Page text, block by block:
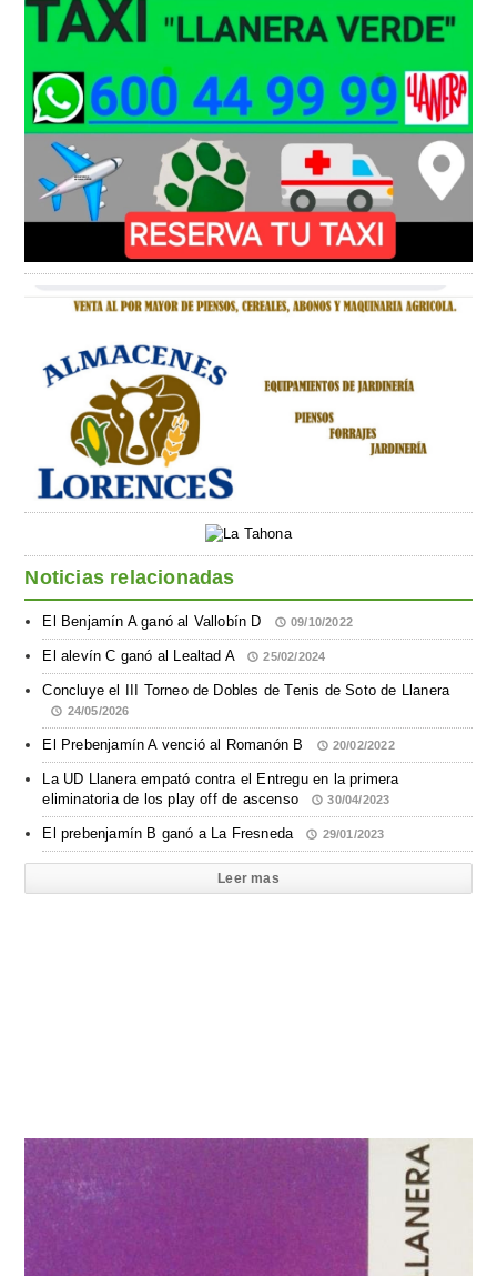
Noticias relacionadas
El Benjamín A ganó al Vallobín D 09/10/2022
El alevín C ganó al Lealtad A 25/02/2024
Concluye el III Torneo de Dobles de Tenis de Soto de Llanera
24/05/2026
El Prebenjamín A venció al Romanón B 20/02/2022
La UD Llanera empató contra el Entregu en la primera
eliminatoria de los play off de ascenso
30/04/2023
El prebenjamín B ganó a La Fresneda 29/01/2023
Leer mas